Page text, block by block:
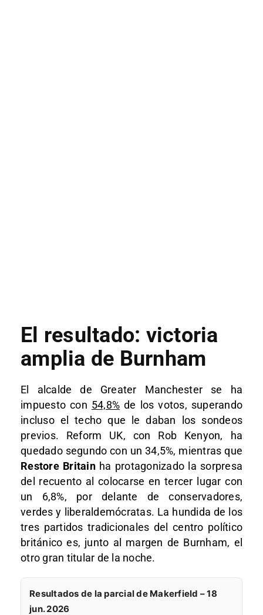
El resultado: victoria
amplia de Burnham
El alcalde de Greater Manchester se ha
impuesto con 54,8% de los votos, superando
incluso el techo que le daban los sondeos
previos. Reform UK, con Rob Kenyon, ha
quedado segundo con un 34,5%, mientras que
Restore Britainha protagonizado la sorpresa
del recuento al colocarse en tercer lugar con
un 6,8%, por delante de conservadores,
verdes y liberaldemócratas. La hundida de los
tres partidos tradicionales del centro político
británico es, junto al margen de Burnham, el
otro gran titular de la noche.
Resultados de la parcial de Makerfield – 18
jun. 2026